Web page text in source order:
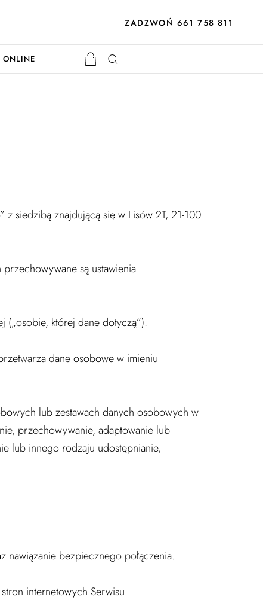
ZADZWOŃ 661 758 811
ONLINE
siedzibą znajdującą się w Lisów 2T, 21-100
są ustawienia
której dane dotyczą”).
dane osobowe w imieniu
lub zestawach danych osobowych w
przechowywanie, adaptowanie lub
lub innego rodzaju udostępnianie,
nawiązanie bezpiecznego połączenia.
internetowych Serwisu.